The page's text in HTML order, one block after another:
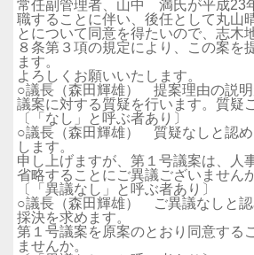
常任副管理者、山中 満氏が平成23
職することに伴い、後任として丸山
とについて同意を得たいので、志木
８条第３項の規定により、この案を
ます。
よろしくお願いいたします。
○議長（森田輝雄） 提案理由の説明
議案に対する質疑を行います。質疑
〔「なし」と呼ぶ者あり〕
○議長（森田輝雄） 質疑なしと認め
します。
申し上げますが、第１号議案は、人
省略することにご異議ございませんか
〔「異議なし」と呼ぶ者あり〕
○議長（森田輝雄） ご異議なしと
採決を求めます。
第１号議案を原案のとおり同意する
ませんか。